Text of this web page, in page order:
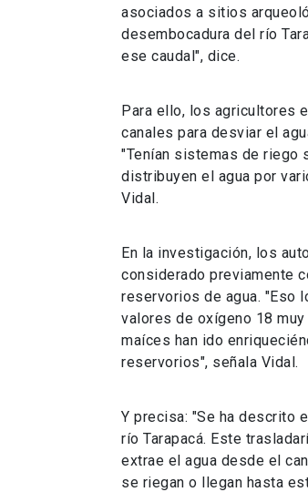
asociados a sitios
desembocadura del río
ese caudal", dice.
Para ello, los agricultores
canales para desviar el
"Tenían sistemas de riego
distribuyen el agua por
Vidal.
En la investigación, los
considerado previamente
reservorios de agua. "Eso
valores de oxígeno 18
maíces han ido
reservorios", señala Vidal.
Y precisa: "Se ha descrito
río Tarapacá. Este
extrae el agua desde el
se riegan o llegan hasta